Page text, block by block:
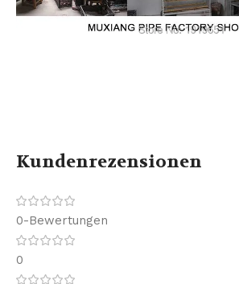
Kundenrezensionen
0-Bewertungen
0